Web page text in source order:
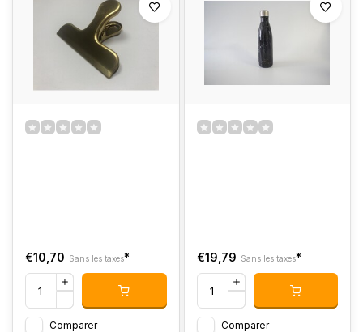
€10,70 Sans les taxes*
Comparer
€19,79 Sans les taxes*
Comparer